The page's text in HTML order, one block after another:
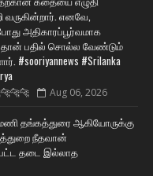
வருகின்றார். எனவே,
அதிகாரப்பூர்வமாக
தான் பதில் சொல்ல வேண்டும்
#sooriyannews #Srilanka
Aug 06, 2026
தங்கத்துரை ஆகியோருக்கு
நீதவான்
தடை இல்லாத